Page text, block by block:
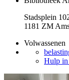
Stadsplein
1181 ZM
Volwassenen
Hulp in